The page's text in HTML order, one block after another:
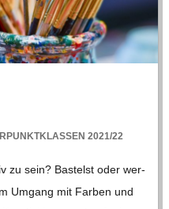
2021/22
zu sein? Bas­telst oder wer­
Umgang mit Far­ben und